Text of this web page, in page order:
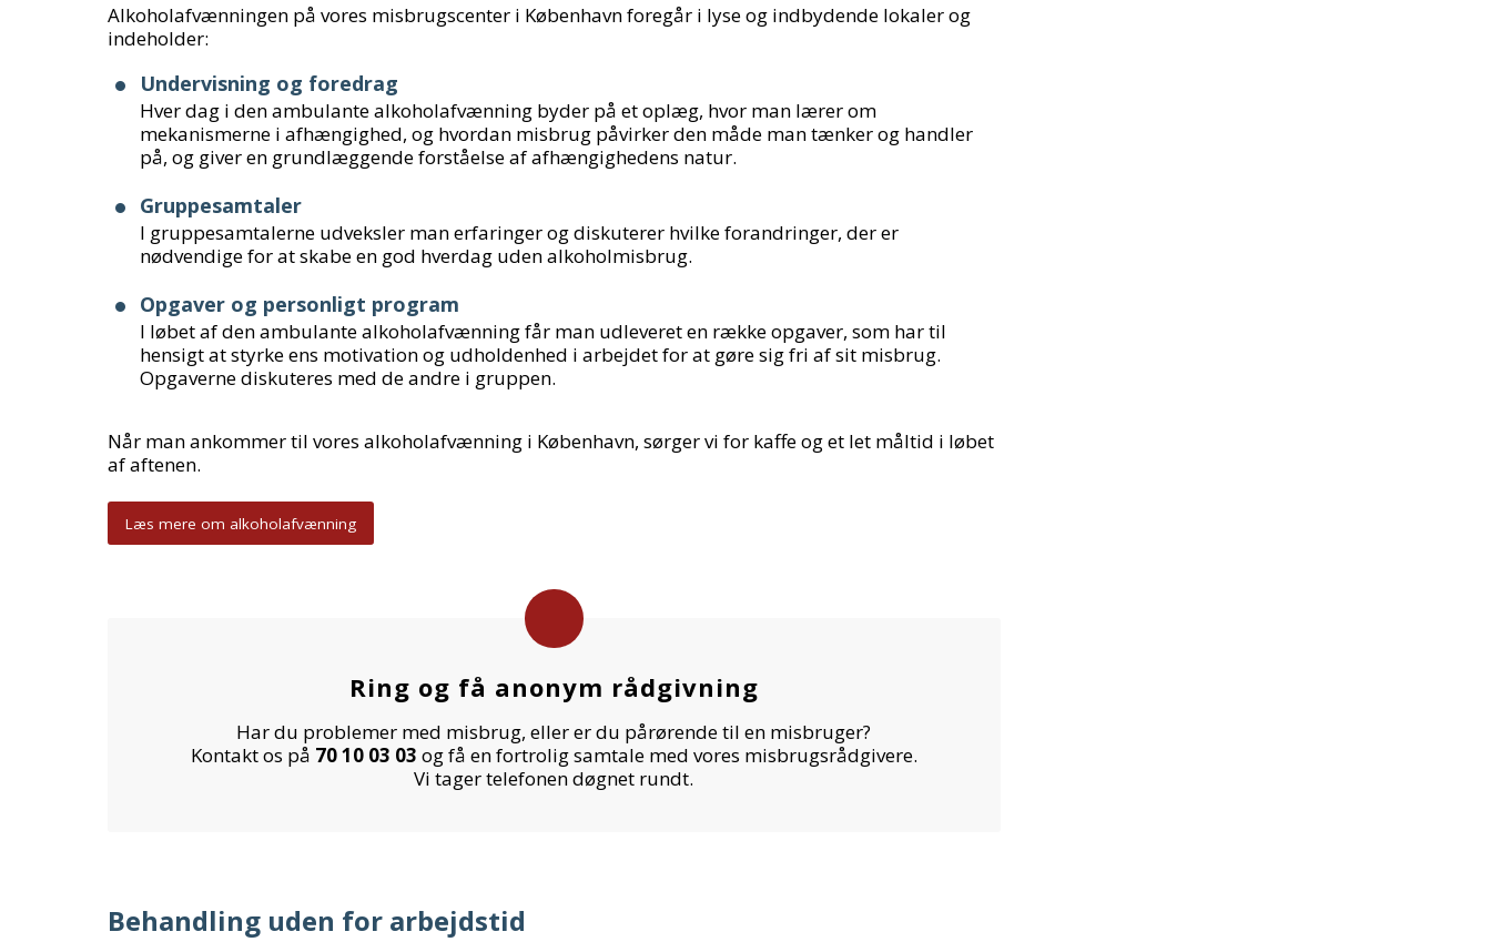
Alkoholafvænningen på vores misbrugscenter i København foregår i lyse og indbydende lokaler og
indeholder:
Undervisning og foredrag
Hver dag i den ambulante alkoholafvænning byder på et oplæg, hvor man lærer om
mekanismerne i afhængighed, og hvordan misbrug påvirker den måde man tænker og handler
på, og giver en grundlæggende forståelse af afhængighedens natur.
Gruppesamtaler
I gruppesamtalerne udveksler man erfaringer og diskuterer hvilke forandringer, der er
nødvendige for at skabe en god hverdag uden alkoholmisbrug.
Opgaver og personligt program
I løbet af den ambulante alkoholafvænning får man udleveret en række opgaver, som har til
hensigt at styrke ens motivation og udholdenhed i arbejdet for at gøre sig fri af sit misbrug.
Opgaverne diskuteres med de andre i gruppen.
Når man ankommer til vores alkoholafvænning i København, sørger vi for kaffe og et let måltid i løbet
af aftenen.
Læs mere om alkoholafvænning
Ring og få anonym rådgivning
Har du problemer med misbrug, eller er du pårørende til en misbruger?
Kontakt os på 70 10 03 03 og få en fortrolig samtale med vores misbrugsrådgivere.
Vi tager telefonen døgnet rundt.
Behandling uden for arbejdstid